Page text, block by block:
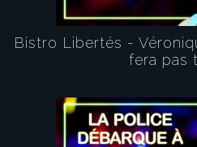
Bistro Libertés -
fera pas